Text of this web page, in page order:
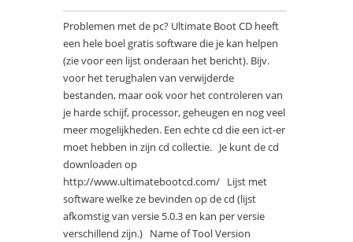
Problemen met de pc? Ultimate Boot CD heeft
een hele boel gratis software die je kan helpen
(zie voor een lijst onderaan het bericht). Bijv.
voor het terughalen van verwijderde
bestanden, maar ook voor het controleren van
je harde schijf, processor, geheugen en nog veel
meer mogelijkheden. Een echte cd die een ict-er
moet hebben in zijn cd collectie. Je kunt de cd
downloaden op
http://www.ultimatebootcd.com/ Lijst met
software welke ze bevinden op de cd (lijst
afkomstig van versie 5.0.3 en kan per versie
verschillend zijn.) Name of Tool Version